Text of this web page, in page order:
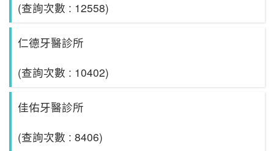
(查詢次數 : 12558)
仁德牙醫診所
(查詢次數 : 10402)
佳佑牙醫診所
(查詢次數 : 8406)